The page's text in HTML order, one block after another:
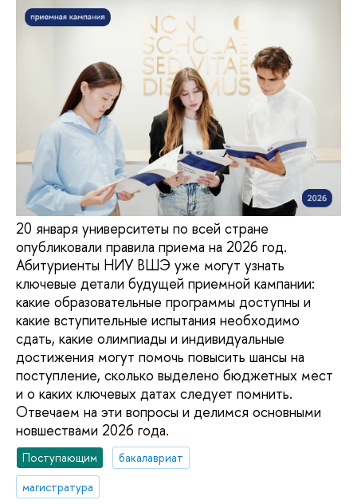
20 января университеты по всей стране
опубликовали правила приема на 2026 год.
Абитуриенты НИУ ВШЭ уже могут узнать
ключевые детали будущей приемной кампании:
какие образовательные программы доступны и
какие вступительные испытания необходимо
сдать, какие олимпиады и индивидуальные
достижения могут помочь повысить шансы на
поступление, сколько выделено бюджетных мест
и о каких ключевых датах следует помнить.
Отвечаем на эти вопросы и делимся основными
новшествами 2026 года.
Поступающим
бакалавриат
магистратура